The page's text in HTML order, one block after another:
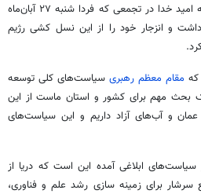
فلسطین بوده‌اند و خواهند بود و به امید خدا در تجمعی که فردا شنبه ۲۷ آبان‌ماه
و انزجار خود را از این نسل کشی رژیم
مقام معظم رهبری سیاست‌های کلی توسعه
یک بحث مهم برای کشور و استان ماست از این
و آب‌های آزاد داریم و این سیاست‌های
سیاست‌های ابلاغی آمده این است که دریا از
سرشار برای زمینه سازی رشد علم و فناوری،